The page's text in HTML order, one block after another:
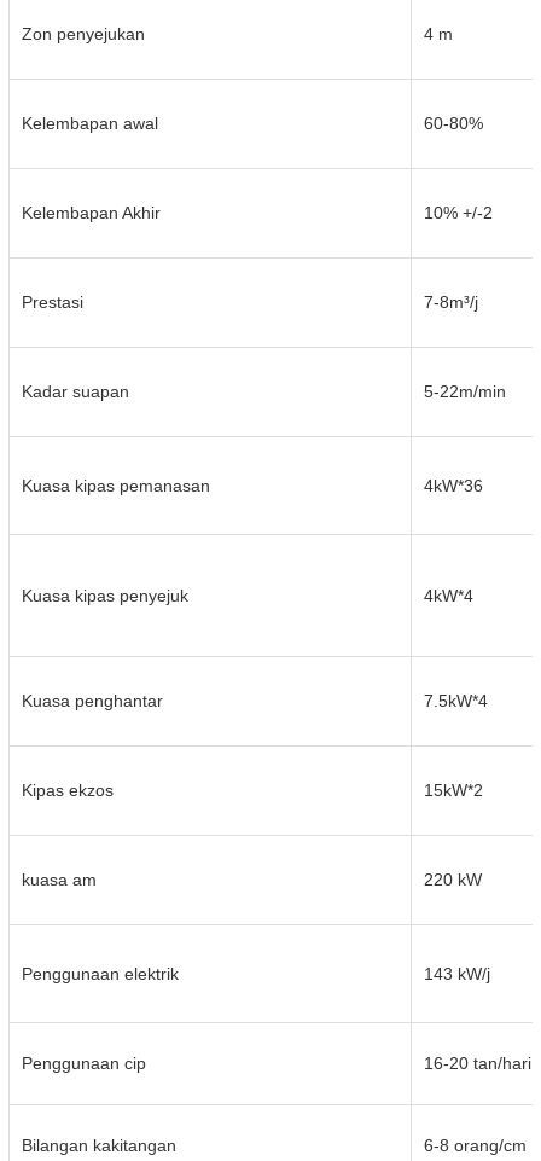
Zon penyejukan 4 m
Kelembapan awal 60-80%
Kelembapan Akhir 10% +/-2
Prestasi 7-8m³/j
Kadar suapan 5-22m/min
Kuasa kipas pemanasan 4kW*36
Kuasa kipas penyejuk 4kW*4
Kuasa penghantar 7.5kW*4
Kipas ekzos 15kW*2
kuasa am 220 kW
Penggunaan elektrik 143 kW/j
Penggunaan cip 16-20 tan/hari
Bilangan kakitangan 6-8 orang/cm